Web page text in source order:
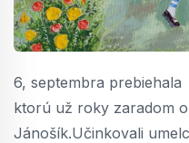
6, septembra
ktorú už roky zaradom
Jánošík.Učinkovali